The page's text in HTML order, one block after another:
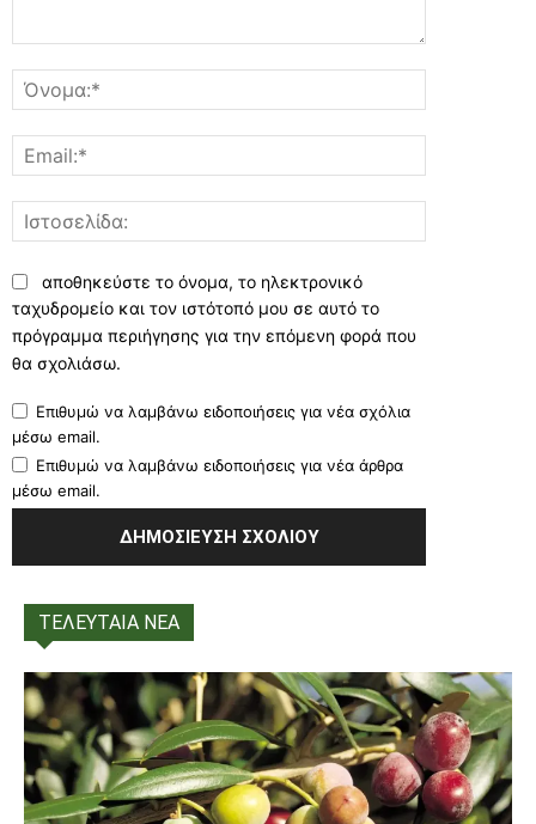
αποθηκεύστε το όνομα, το ηλεκτρονικό
ταχυδρομείο και τον ιστότοπό μου σε αυτό το
πρόγραμμα περιήγησης για την επόμενη φορά που
θα σχολιάσω.
Επιθυμώ να λαμβάνω ειδοποιήσεις για νέα σχόλια
μέσω email.
Επιθυμώ να λαμβάνω ειδοποιήσεις για νέα άρθρα
μέσω email.
ΤΕΛΕΥΤΑΙΑ ΝΕΑ